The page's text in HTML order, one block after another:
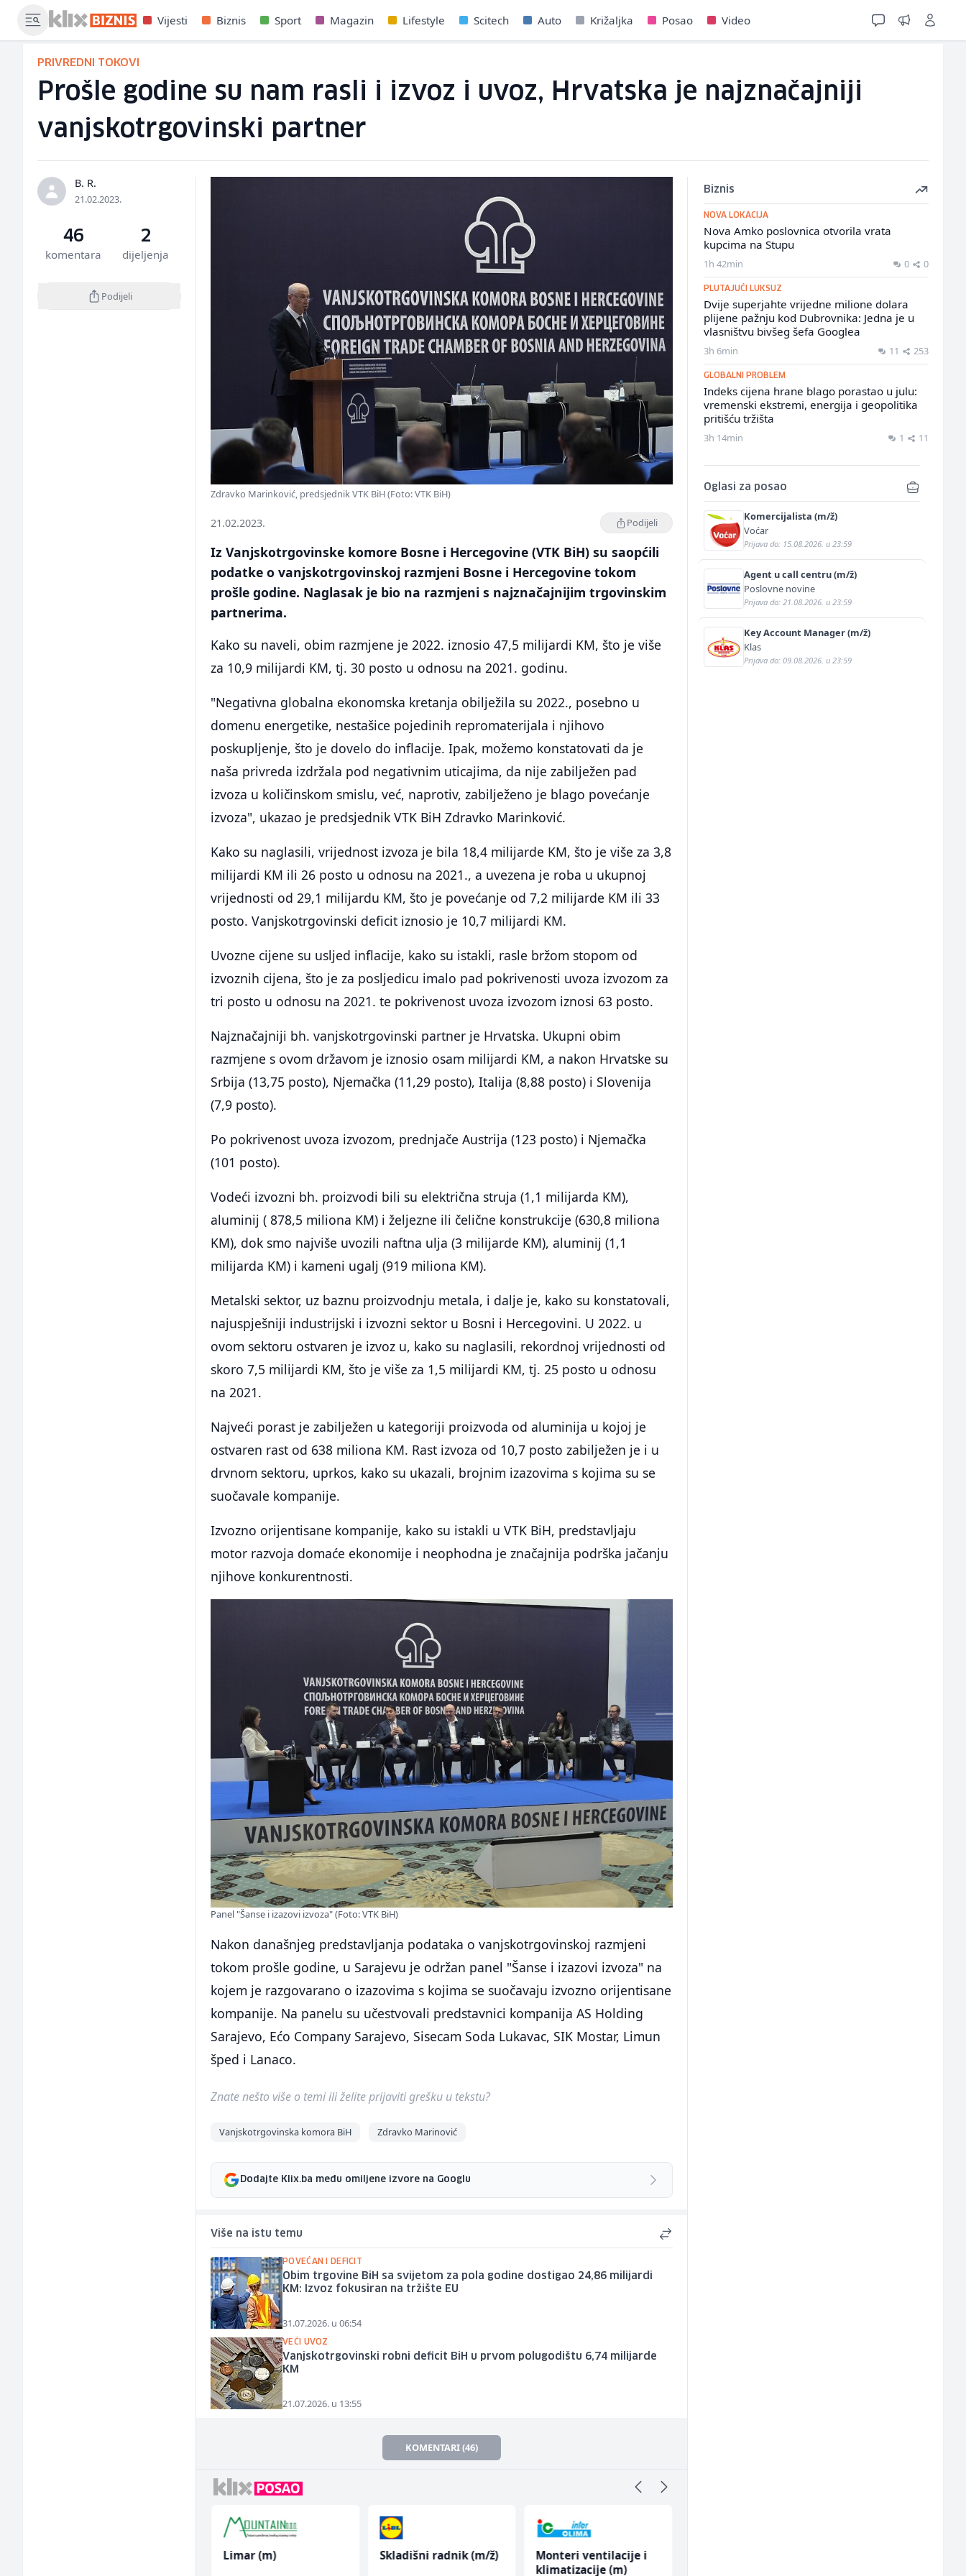
Vijesti Biznis Sport Magazin Lifestyle Scitech Auto Križaljka Posao Video
PRIVREDNI TOKOVI
Prošle godine su nam rasli i izvoz i uvoz, Hrvatska je najznačajniji
vanjskotrgovinski partner
B. R.
21.02.2023.
46
komentara
2
dijeljenja
Podijeli
Zdravko Marinković, predsjednik VTK BiH (Foto: VTK BiH)
21.02.2023. Podijeli
Iz Vanjskotrgovinske komore Bosne i Hercegovine (VTK BiH) su saopćili
podatke o vanjskotrgovinskoj razmjeni Bosne i Hercegovine tokom
prošle godine. Naglasak je bio na razmjeni s najznačajnijim trgovinskim
partnerima.
Kako su naveli, obim razmjene je 2022. iznosio 47,5 milijardi KM, što je više
za 10,9 milijardi KM, tj. 30 posto u odnosu na 2021. godinu.
"Negativna globalna ekonomska kretanja obilježila su 2022., posebno u
domenu energetike, nestašice pojedinih repromaterijala i njihovo
poskupljenje, što je dovelo do inflacije. Ipak, možemo konstatovati da je
naša privreda izdržala pod negativnim uticajima, da nije zabilježen pad
izvoza u količinskom smislu, već, naprotiv, zabilježeno je blago povećanje
izvoza", ukazao je predsjednik VTK BiH Zdravko Marinković.
Kako su naglasili, vrijednost izvoza je bila 18,4 milijarde KM, što je više za 3,8
milijardi KM ili 26 posto u odnosu na 2021., a uvezena je roba u ukupnoj
vrijednosti od 29,1 milijardu KM, što je povećanje od 7,2 milijarde KM ili 33
posto. Vanjskotrgovinski deficit iznosio je 10,7 milijardi KM.
Uvozne cijene su usljed inflacije, kako su istakli, rasle bržom stopom od
izvoznih cijena, što je za posljedicu imalo pad pokrivenosti uvoza izvozom za
tri posto u odnosu na 2021. te pokrivenost uvoza izvozom iznosi 63 posto.
Najznačajniji bh. vanjskotrgovinski partner je Hrvatska. Ukupni obim
razmjene s ovom državom je iznosio osam milijardi KM, a nakon Hrvatske su
Srbija (13,75 posto), Njemačka (11,29 posto), Italija (8,88 posto) i Slovenija
(7,9 posto).
Po pokrivenost uvoza izvozom, prednjače Austrija (123 posto) i Njemačka
(101 posto).
Vodeći izvozni bh. proizvodi bili su električna struja (1,1 milijarda KM),
aluminij ( 878,5 miliona KM) i željezne ili čelične konstrukcije (630,8 miliona
KM), dok smo najviše uvozili naftna ulja (3 milijarde KM), aluminij (1,1
milijarda KM) i kameni ugalj (919 miliona KM).
Metalski sektor, uz baznu proizvodnju metala, i dalje je, kako su konstatovali,
najuspješniji industrijski i izvozni sektor u Bosni i Hercegovini. U 2022. u
ovom sektoru ostvaren je izvoz u, kako su naglasili, rekordnoj vrijednosti od
skoro 7,5 milijardi KM, što je više za 1,5 milijardi KM, tj. 25 posto u odnosu
na 2021.
Najveći porast je zabilježen u kategoriji proizvoda od aluminija u kojoj je
ostvaren rast od 638 miliona KM. Rast izvoza od 10,7 posto zabilježen je i u
drvnom sektoru, uprkos, kako su ukazali, brojnim izazovima s kojima su se
suočavale kompanije.
Izvozno orijentisane kompanije, kako su istakli u VTK BiH, predstavljaju
motor razvoja domaće ekonomije i neophodna je značajnija podrška jačanju
njihove konkurentnosti.
Panel "Šanse i izazovi izvoza" (Foto: VTK BiH)
Nakon današnjeg predstavljanja podataka o vanjskotrgovinskoj razmjeni
tokom prošle godine, u Sarajevu je održan panel "Šanse i izazovi izvoza" na
kojem je razgovarano o izazovima s kojima se suočavaju izvozno orijentisane
kompanije. Na panelu su učestvovali predstavnici kompanija AS Holding
Sarajevo, Ećo Company Sarajevo, Sisecam Soda Lukavac, SIK Mostar, Limun
šped i Lanaco.
Znate nešto više o temi ili želite prijaviti grešku u tekstu?
Vanjskotrgovinska komora BiH Zdravko Marinović
Dodajte Klix.ba među omiljene izvore na Googlu
Više na istu temu
POVEĆAN I DEFICIT
Obim trgovine BiH sa svijetom za pola godine dostigao 24,86 milijardi
KM: Izvoz fokusiran na tržište EU
31.07.2026. u 06:54
VEĆI UVOZ
Vanjskotrgovinski robni deficit BiH u prvom polugodištu 6,74 milijarde
KM
21.07.2026. u 13:55
KOMENTARI (46)
Limar (m) Skladišni radnik (m/ž)
Monteri ventilacije i
klimatizacije (m)
Biznis
NOVA LOKACIJA
Nova Amko poslovnica otvorila vrata
kupcima na Stupu
1h 42min 0 0
PLUTAJUĆI LUKSUZ
Dvije superjahte vrijedne milione dolara
plijene pažnju kod Dubrovnika: Jedna je u
vlasništvu bivšeg šefa Googlea
3h 6min 11 253
GLOBALNI PROBLEM
Indeks cijena hrane blago porastao u julu:
vremenski ekstremi, energija i geopolitika
pritišću tržišta
3h 14min 1 11
Oglasi za posao
Komercijalista (m/ž)
Voćar
Prijava do: 15.08.2026. u 23:59
Agent u call centru (m/ž)
Poslovne novine
Prijava do: 21.08.2026. u 23:59
Key Account Manager (m/ž)
Klas
Prijava do: 09.08.2026. u 23:59